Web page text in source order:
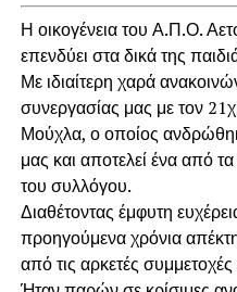
Η οικογένεια του Α.Π.Ο.
επενδύει στα δικά της
Με ιδιαίτερη χαρά
συνεργασίας μας με τον
Μούχλα, ο οποίος
μας και αποτελεί ένα από
του συλλόγου.
Διαθέτοντας έμφυτη
προηγούμενα χρόνια
από τις αρκετές